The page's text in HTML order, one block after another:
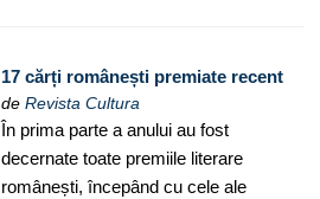
17 cărți românești premiate recent
deRevista Cultura
În prima parte a anului au fost
decernate toate premiile literare
românești, începând cu cele ale